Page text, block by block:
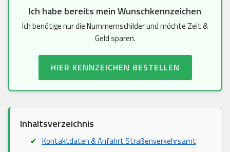
Ich habe bereits mein Wunschkennzeichen
Ich benötige nur die Nummernschilder und möchte Zeit &
Geld sparen.
HIER KENNZEICHEN BESTELLEN
Inhaltsverzeichnis
Kontaktdaten & Anfahrt Straßenverkehrsamt